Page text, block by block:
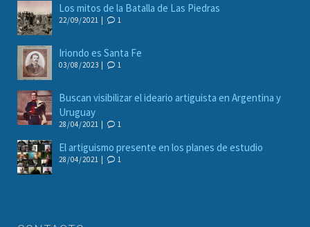
Los mitos de la Batalla de Las Piedras
22/09/2021 | 1
Iriondo es Santa Fe
03/08/2023 | 1
Buscan visibilizar el ideario artiguista en Argentina y
Uruguay
28/04/2021 | 1
El artiguismo presente en los planes de estudio
28/04/2021 | 1